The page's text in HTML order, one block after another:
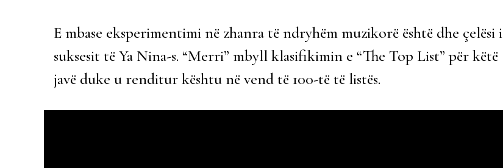
E mbase eksperimentimi në zhanra të ndryhëm muzikorë është dhe çelësi i
suksesit të Ya Nina-s. “Merri” mbyll klasifikimin e “The Top List” për këtë
javë duke u renditur kështu në vend të 100-të të listës.